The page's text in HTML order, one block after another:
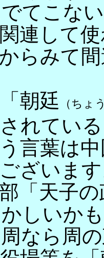
てこな
連して
からみて
朝廷
（ちょ
れてい
う言葉は
ざいま
部「天子
しいか
なら周